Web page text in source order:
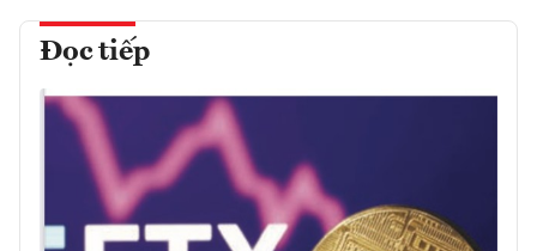
Đọc tiếp